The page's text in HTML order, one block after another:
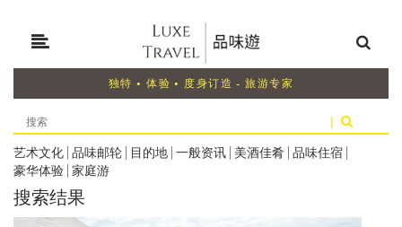
独特 • 体验 • 度身订造 - 旅游专家
|
艺术文化 | 品味邮轮 | 目的地 | 一般资讯 | 美酒佳肴 | 品味住宿 |
豪华体验 | 家庭游
搜索结果